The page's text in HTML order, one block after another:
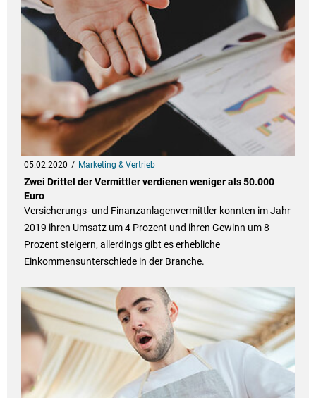
05.02.2020 Marketing & Vertrieb
Zwei Drittel der Vermittler verdienen weniger als 50.000
Euro
Versicherungs- und Finanzanlagenvermittler konnten im Jahr
2019 ihren Umsatz um 4 Prozent und ihren Gewinn um 8
Prozent steigern, allerdings gibt es erhebliche
Einkommensunterschiede in der Branche.